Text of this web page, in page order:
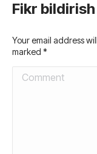
Fikr bildirish
Your email address
marked *
Comment